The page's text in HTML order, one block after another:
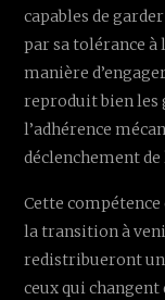
capables de
par sa tolérance à
manière
reproduit bien les
l’adhérence
déclenchement de
Cette compétence
la transition à
redistribueront
ceux qui changent